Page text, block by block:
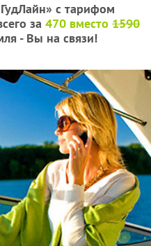
с тарифом
за 470 вместо 1590
- Вы на связи!